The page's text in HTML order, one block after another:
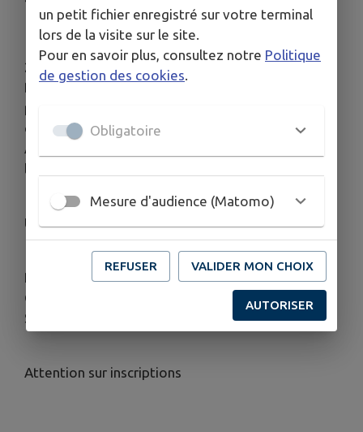
2 SÉANCES AU CHOIX 9H30 OU 10H45
Dans une salle équipée pour jouer et bouger,
partagez des moments de jeux et de complicité,
des moments d’échanges entre parents.
Atelier coanimé par La Sauce Ludique et
les animatrices du Relais Petite Enfance.
Un accompagnateur par enfant.
Priorité aux parents résidant à Saint Philbert de
Grand Lieu, Saint Colomban, La Limouzinière et
Saint Lumine de Coutais.
Attention sur inscriptions
un petit fichier enregistré sur votre terminal
lors de la visite sur le site.
Pour en savoir plus, consultez notre Politique
de gestion des cookies
Obligatoire
Mesure d'audience (Matomo)
REFUSER VALIDER MON CHOIX
AUTORISER